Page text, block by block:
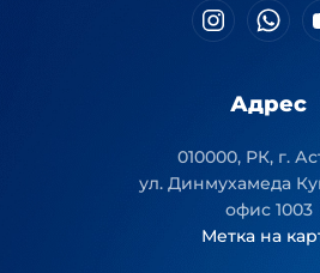
Адрес
010000, РК, г.
ул. Динмухамеда
офис 1003
Метка на